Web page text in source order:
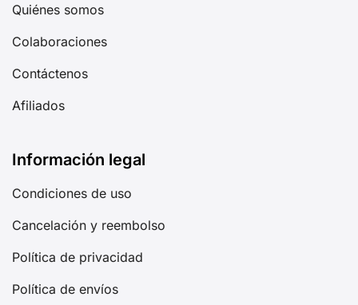
Quiénes somos
Colaboraciones
Contáctenos
Afiliados
Información legal
Condiciones de uso
Cancelación y reembolso
Política de privacidad
Política de envíos